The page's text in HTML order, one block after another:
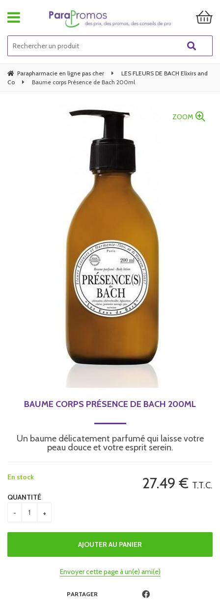
Parapharmacie en ligne pas cher
LES FLEURS DE BACH Elixirs and
Co
Baume corps Présence de Bach 200ml
ZOOM
BAUME CORPS PRÉSENCE DE BACH 200ML
Un baume délicatement parfumé qui laisse votre
peau douce et votre esprit serein.
27.49 € T.T.C.
En stock
QUANTITÉ
Envoyer cette page à un(e) ami(e)
PARTAGER